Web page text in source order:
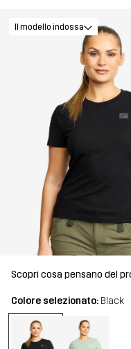
Il modello indossa
Scopri cosa pensano del
Colore selezionato: Black